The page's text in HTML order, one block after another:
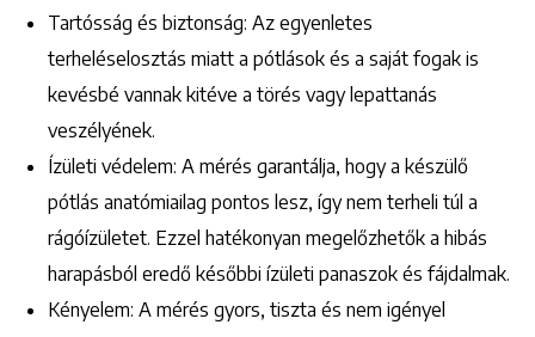
Tartósság és biztonság: Az egyenletes
terheléselosztás miatt a pótlások és a saját fogak is
kevésbé vannak kitéve a törés vagy lepattanás
veszélyének.
Ízületi védelem: A mérés garantálja, hogy a készülő
pótlás anatómiailag pontos lesz, így nem terheli túl a
rágóízületet. Ezzel hatékonyan megelőzhetők a hibás
harapásból eredő későbbi ízületi panaszok és fájdalmak.
Kényelem: A mérés gyors, tiszta és nem igényel